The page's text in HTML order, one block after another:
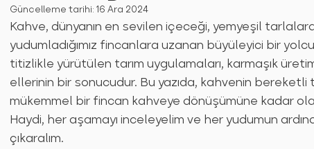
Güncelleme tarihi:16 Ara 2024
Kahve, dünyanın en sevilen içeceği, yemyeşil
yudumladığımız fincanlara uzanan büyüleyici bir
titizlikle yürütülen tarım uygulamaları, karmaşık
ellerinin bir sonucudur. Bu yazıda, kahvenin
mükemmel bir fincan kahveye dönüşümüne kadar
Haydi, her aşamayı inceleyelim ve her yudumun
çıkaralım.